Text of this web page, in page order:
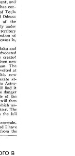
в